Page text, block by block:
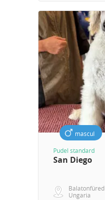
mascul
Pudel standard
San Diego
Balatonfüred
Ungaria